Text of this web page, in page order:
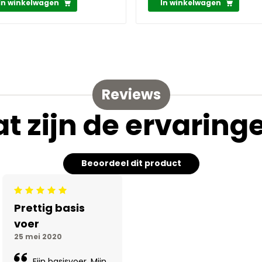
winkelwagen In winkelwagen
Reviews
zijn de
Beoordeel dit product
Beoordeling: 5/5
Prettig basis
voer
25 mei 2020